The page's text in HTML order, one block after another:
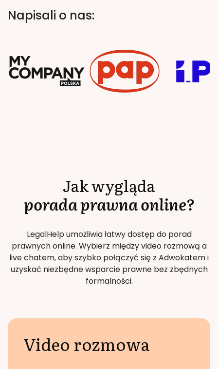
Napisali o nas:
Jak wygląda
porada prawna online?
LegalHelp umożliwia łatwy dostęp do porad
prawnych online. Wybierz między video rozmową a
live chatem, aby szybko połączyć się z Adwokatem i
uzyskać niezbędne wsparcie prawne bez zbędnych
formalności.
Video rozmowa